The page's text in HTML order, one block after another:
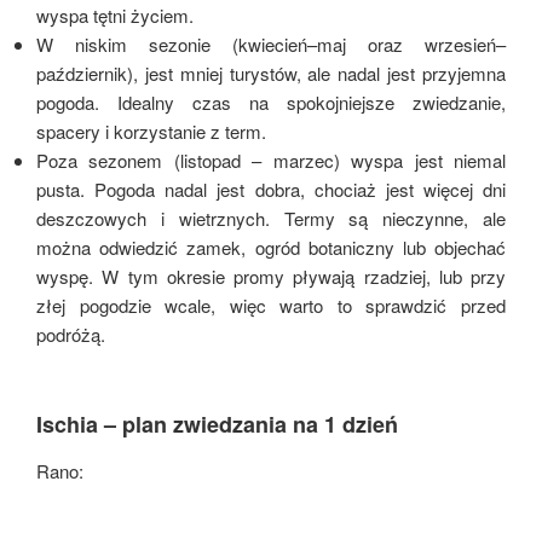
wyspa tętni życiem.
W niskim sezonie (kwiecień–maj oraz wrzesień–
październik), jest mniej turystów, ale nadal jest przyjemna
pogoda. Idealny czas na spokojniejsze zwiedzanie,
spacery i korzystanie z term.
Poza sezonem (listopad – marzec) wyspa jest niemal
pusta. Pogoda nadal jest dobra, chociaż jest więcej dni
deszczowych i wietrznych. Termy są nieczynne, ale
można odwiedzić zamek, ogród botaniczny lub objechać
wyspę. W tym okresie promy pływają rzadziej, lub przy
złej pogodzie wcale, więc warto to sprawdzić przed
podróżą.
Ischia – plan zwiedzania na 1 dzień
Rano: